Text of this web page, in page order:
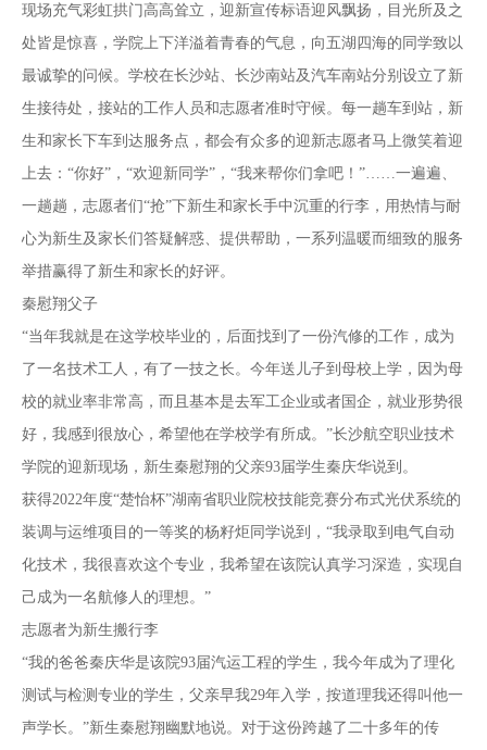
现场充气彩虹拱门高高耸立，迎新宣传标语迎风飘扬，目光所及之
处皆是惊喜，学院上下洋溢着青春的气息，向五湖四海的同学致以
最诚挚的问候。学校在长沙站、长沙南站及汽车南站分别设立了新
生接待处，接站的工作人员和志愿者准时守候。每一趟车到站，新
生和家长下车到达服务点，都会有众多的迎新志愿者马上微笑着迎
上去：“你好”，“欢迎新同学”，“我来帮你们拿吧！”……一遍遍、
一趟趟，志愿者们“抢”下新生和家长手中沉重的行李，用热情与耐
心为新生及家长们答疑解惑、提供帮助，一系列温暖而细致的服务
举措赢得了新生和家长的好评。
秦慰翔父子
“当年我就是在这学校毕业的，后面找到了一份汽修的工作，成为
了一名技术工人，有了一技之长。今年送儿子到母校上学，因为母
校的就业率非常高，而且基本是去军工企业或者国企，就业形势很
好，我感到很放心，希望他在学校学有所成。”长沙航空职业技术
学院的迎新现场，新生秦慰翔的父亲93届学生秦庆华说到。
获得2022年度“楚怡杯”湖南省职业院校技能竞赛分布式光伏系统的
装调与运维项目的一等奖的杨籽炬同学说到，“我录取到电气自动
化技术，我很喜欢这个专业，我希望在该院认真学习深造，实现自
己成为一名航修人的理想。”
志愿者为新生搬行李
“我的爸爸秦庆华是该院93届汽运工程的学生，我今年成为了理化
测试与检测专业的学生，父亲早我29年入学，按道理我还得叫他一
声学长。”新生秦慰翔幽默地说。对于这份跨越了二十多年的传